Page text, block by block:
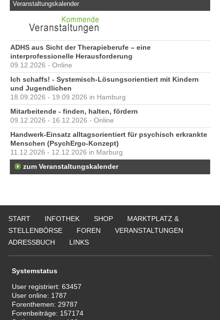
Veranstaltungskalender
ADHS aus Sicht der Therapieberufe – eine
interprofessionelle Herausforderung
09.12.2026 - Online
Ich schaffs! - Systemisch-Lösungsorientiert mit Kindern
und Jugendlichen
18.09.2026 - 19.09.2026 in Hamburg
Mitarbeitende - finden, halten, fördern
09.12.2026 - 16.12.2026 - Online
Handwerk-Einsatz alltagsorientiert für psychisch erkrankte
Menschen (PsychErgo-Konzept)
11.12.2026 - 12.12.2026 in Marburg
zum Veranstaltungskalender
START INFOTHEK SHOP
MARKTPLATZ &
STELLENBÖRSE
FOREN
VERANSTALTUNGEN
ADRESSBUCH
LINKS
Systemstatus
User registriert:63457
User online: 1787
Forenthemen: 29787
Forenbeiträge: 157174